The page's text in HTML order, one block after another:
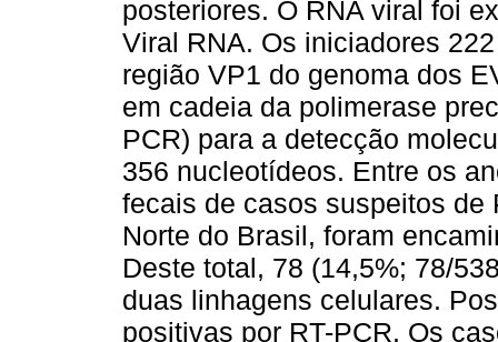
posteriores. O RNA viral foi
Viral RNA. Os iniciadores
região VP1 do genoma dos
em cadeia da polimerase
PCR) para a detecção
356 nucleotídeos. Entre os
fecais de casos suspeitos de
Norte do Brasil, foram
Deste total, 78 (14,5%; 78/
duas linhagens celulares.
positivas por RT-PCR. Os